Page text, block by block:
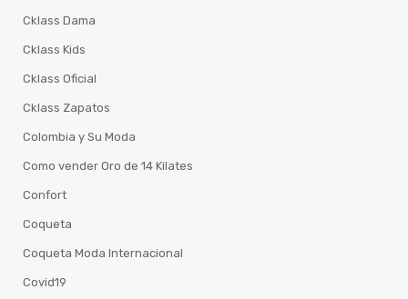
Cklass Dama
Cklass Kids
Cklass Oficial
Cklass Zapatos
Colombia y Su Moda
Como vender Oro de 14 Kilates
Confort
Coqueta
Coqueta Moda Internacional
Covid19